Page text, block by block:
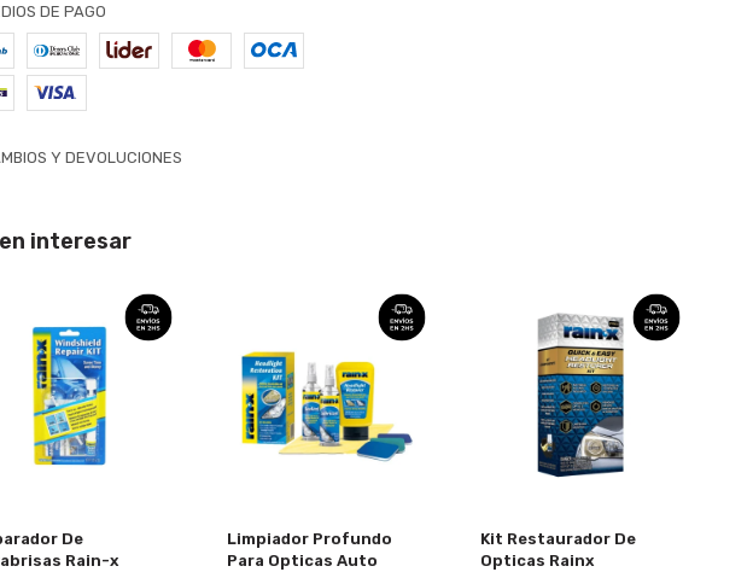
DE PAGO
Y DEVOLUCIONES
interesar
De
Rain-x
Limpiador Profundo
Para Opticas Auto
Kit Restaurador De
Opticas Rainx